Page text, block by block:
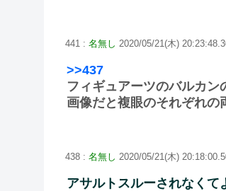
441 : 名無し 2020/05/21(木)
>>437
フィギュアーツのバルカ
画像だと複眼のそれぞれ
438 : 名無し 2020/05/21(木)
アサルトスルーされなくて